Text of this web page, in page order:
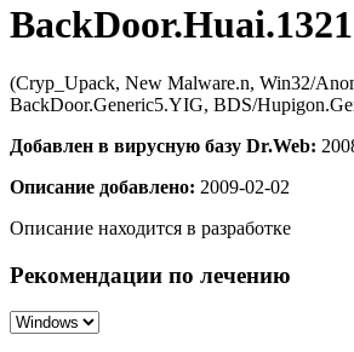
BackDoor.Huai.1321
(Cryp_Upack, New Malware.n, Win32/
BackDoor.Generic5.YIG, BDS/
Добавлен в вирусную базу Dr.Web:
Описание добавлено: 2009-02-02
Описание находится в разработке
Рекомендации по лечению